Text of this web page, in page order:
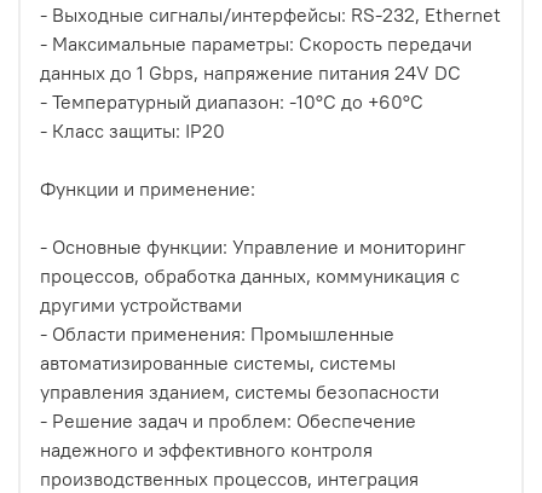
- Выходные сигналы/интерфейсы: RS-232, Ethernet
- Максимальные параметры: Скорость передачи
данных до 1 Gbps, напряжение питания 24V DC
- Температурный диапазон: -10°C до +60°C
- Класс защиты: IP20
Функции и применение:
- Основные функции: Управление и мониторинг
процессов, обработка данных, коммуникация с
другими устройствами
- Области применения: Промышленные
автоматизированные системы, системы
управления зданием, системы безопасности
- Решение задач и проблем: Обеспечение
надежного и эффективного контроля
производственных процессов, интеграция